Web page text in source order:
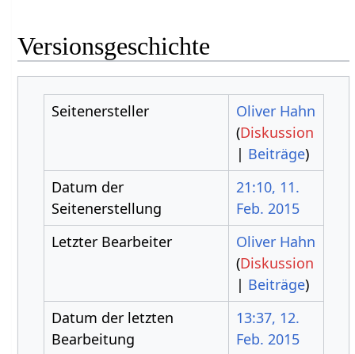
Versionsgeschichte
Seitenersteller
Oliver Hahn
(Diskussion
| Beiträge)
Datum der
Seitenerstellung
21:10, 11.
Feb. 2015
Letzter Bearbeiter
Oliver Hahn
(Diskussion
| Beiträge)
Datum der letzten
Bearbeitung
13:37, 12.
Feb. 2015